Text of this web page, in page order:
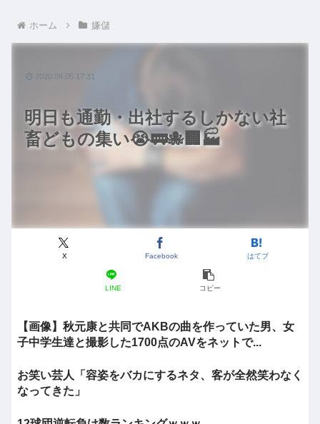
ホーム 嫌儲
明日も通勤・出社するしかない社
畜どもの集い😭🚃🐙🏢🏭
X Facebook はてブ
LINE コピー
2020.04.05 17:31
【画像】秋元康と共同でAKBの曲を作っていた男、女
子中学生達と撮影した1700点のAVをネットで...
お笑い芸人「容姿をバカにするネタ、客が全然笑わなく
なってきた」